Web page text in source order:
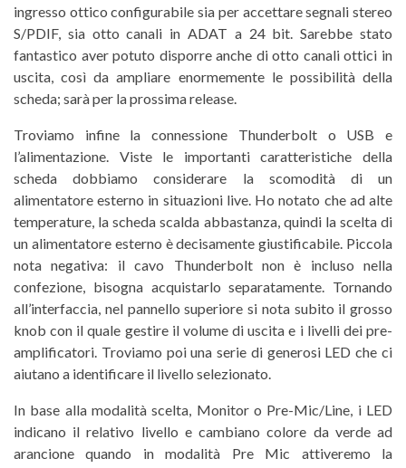
ingresso ottico configurabile sia per accettare segnali stereo
S/PDIF, sia otto canali in ADAT a 24 bit. Sarebbe stato
fantastico aver potuto disporre anche di otto canali ottici in
uscita, così da ampliare enormemente le possibilità della
scheda; sarà per la prossima release.
Troviamo infine la connessione Thunderbolt o USB e
l’alimentazione. Viste le importanti caratteristiche della
scheda dobbiamo considerare la scomodità di un
alimentatore esterno in situazioni live. Ho notato che ad alte
temperature, la scheda scalda abbastanza, quindi la scelta di
un alimentatore esterno è decisamente giustificabile. Piccola
nota negativa: il cavo Thunderbolt non è incluso nella
confezione, bisogna acquistarlo separatamente. Tornando
all’interfaccia, nel pannello superiore si nota subito il grosso
knob con il quale gestire il volume di uscita e i livelli dei pre-
amplificatori. Troviamo poi una serie di generosi LED che ci
aiutano a identificare il livello selezionato.
In base alla modalità scelta, Monitor o Pre-Mic/Line, i LED
indicano il relativo livello e cambiano colore da verde ad
arancione quando in modalità Pre Mic attiveremo la